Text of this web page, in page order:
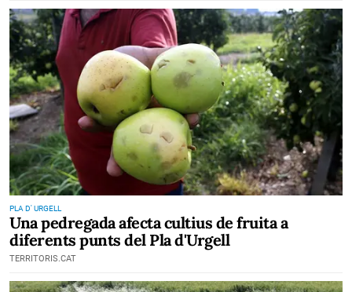
PLA D' URGELL
Una pedregada afecta cultius de fruita a
diferents punts del Pla d'Urgell
TERRITORIS.CAT